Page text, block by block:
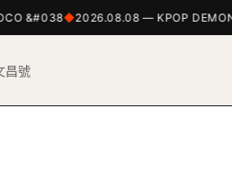
&#038 2026.08.08 — KPOP DEMON
昌號